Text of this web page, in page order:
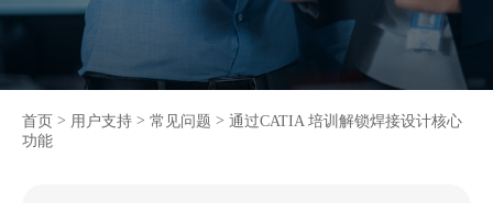
首页 > 用户支持 > 常见问题 > 通过CATIA 培训解锁焊接设计核心
功能